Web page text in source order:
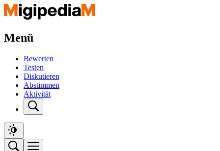
Menü
Bewerten
Testen
Diskutieren
Abstimmen
Aktivität